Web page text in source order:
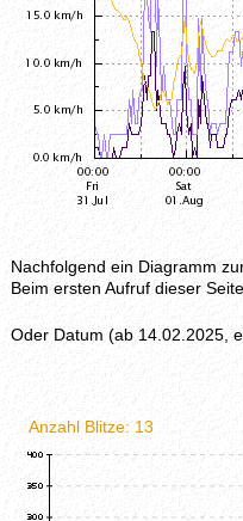
Nachfolgend ein Diagramm
Beim ersten Aufruf dieser
Oder Datum (ab 14.02.2025,
Anzahl Blitze: 13